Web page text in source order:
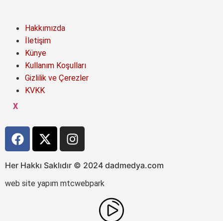
Hakkımızda
İletişim
Künye
Kullanım Koşulları
Gizlilik ve Çerezler
KVKK
X
Her Hakkı Saklıdır © 2024 dadmedya.com
web site yapım mtcwebpark